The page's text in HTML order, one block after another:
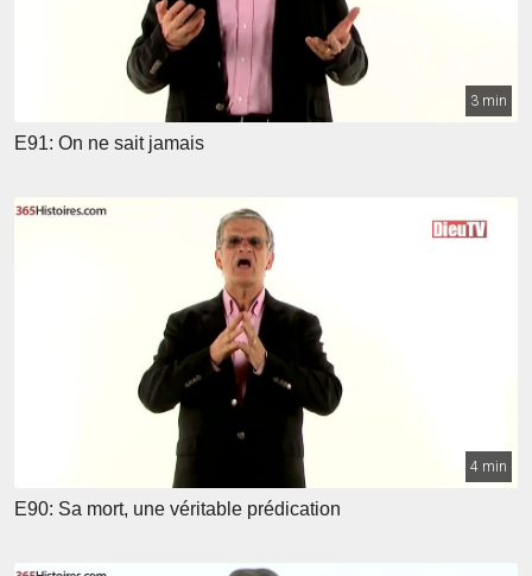
3 min
E91: On ne sait jamais
4 min
E90: Sa mort, une véritable prédication